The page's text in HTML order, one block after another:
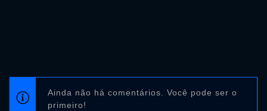
Ainda não há comentários. Você pode ser o
primeiro!